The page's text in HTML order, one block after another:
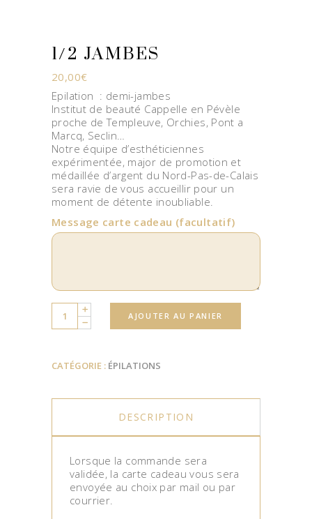
1/2 JAMBES
20,00€
Epilation : demi-jambes
Institut de beauté Cappelle en Pévèle
proche de Templeuve, Orchies, Pont a
Marcq, Seclin…
Notre équipe d’esthéticiennes
expérimentée, major de promotion et
médaillée d’argent du Nord-Pas-de-Calais
sera ravie de vous accueillir pour un
moment de détente inoubliable.
Message carte cadeau (facultatif)
Quantity AJOUTER AU PANIER
CATÉGORIE : ÉPILATIONS
DESCRIPTION
Lorsque la commande sera
validée, la carte cadeau vous sera
envoyée au choix par mail ou par
courrier.